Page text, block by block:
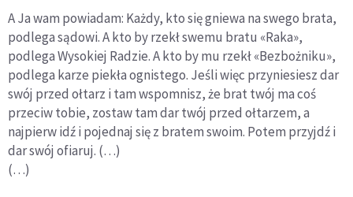
A Ja wam powiadam: Każdy, kto się gniewa na swego brata,
podlega sądowi. A kto by rzekł swemu bratu «Raka»,
podlega Wysokiej Radzie. A kto by mu rzekł «Bezbożniku»,
podlega karze piekła ognistego. Jeśli więc przyniesiesz dar
swój przed ołtarz i tam wspomnisz, że brat twój ma coś
przeciw tobie, zostaw tam dar twój przed ołtarzem, a
najpierw idź i pojednaj się z bratem swoim. Potem przyjdź i
dar swój ofiaruj. (…)
(…)